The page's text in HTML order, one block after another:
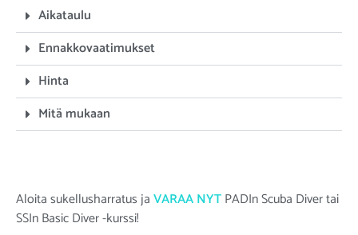
Aikataulu
Ennakkovaatimukset
Hinta
Mitä mukaan
Aloita sukellusharratus jaVARAA NYTPADIn Scuba Diver tai
SSIn Basic Diver -kurssi!